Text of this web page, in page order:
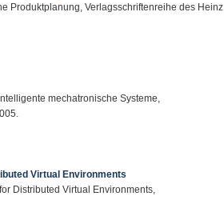
Produktplanung, Verlagsschriftenreihe des Heinz
mechatronische Systeme,
Virtual Environments
Distributed Virtual Environments,